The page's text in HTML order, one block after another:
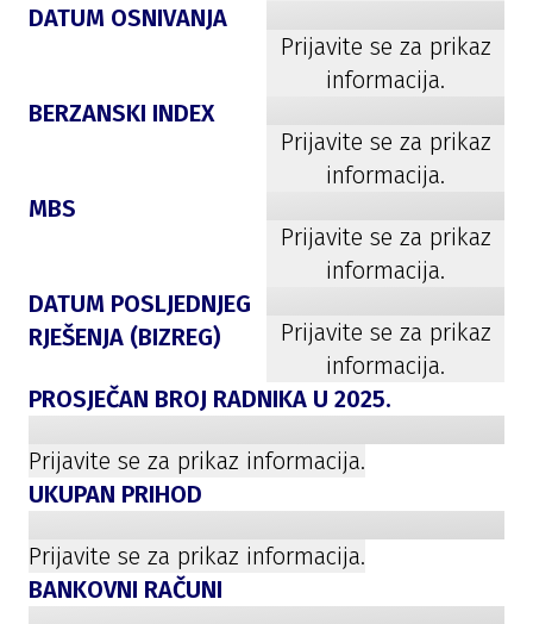
DATUM OSNIVANJA
Prijavite se za prikaz
informacija.
BERZANSKI INDEX
Prijavite se za prikaz
informacija.
MBS
Prijavite se za prikaz
informacija.
DATUM POSLJEDNJEG
RJEŠENJA (BIZREG)
Prijavite se za prikaz
informacija.
PROSJEČAN BROJ RADNIKA U 2025.
Prijavite se za prikaz informacija.
UKUPAN PRIHOD
Prijavite se za prikaz informacija.
BANKOVNI RAČUNI